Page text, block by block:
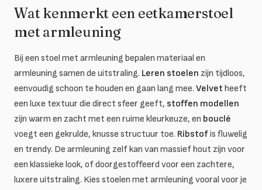
Wat kenmerkt een eetkamerstoel
met armleuning
Bij een stoel met armleuning bepalen materiaal en
armleuning samen de uitstraling. Leren stoelen zijn tijdloos,
eenvoudig schoon te houden en gaan lang mee. Velvet heeft
een luxe textuur die direct sfeer geeft, stoffen modellen
zijn warm en zacht met een ruime kleurkeuze, en bouclé
voegt een gekrulde, knusse structuur toe. Ribstofis fluwelig
en trendy. De armleuning zelf kan van massief hout zijn voor
een klassieke look, of doorgestoffeerd voor een zachtere,
luxere uitstraling. Kies stoelen met armleuning vooral voor je